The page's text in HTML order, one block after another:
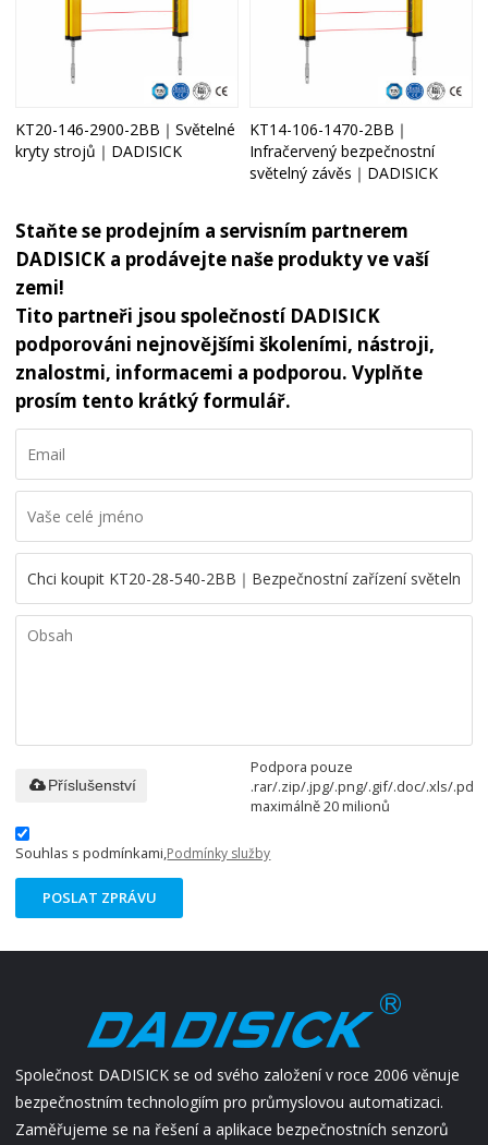
KT20-146-2900-2BB｜Světelné
kryty strojů｜DADISICK
KT14-106-1470-2BB｜
Infračervený bezpečnostní
světelný závěs｜DADISICK
Staňte se prodejním a servisním partnerem
DADISICK a prodávejte naše produkty ve vaší
zemi!
Tito partneři jsou společností DADISICK
podporováni nejnovějšími školeními, nástroji,
znalostmi, informacemi a podporou. Vyplňte
prosím tento krátký formulář.
Podpora pouze
.rar/.zip/.jpg/.png/.gif/.doc/.xls/.pdf,
maximálně 20 milionů
Příslušenství
Souhlas s podmínkami,Podmínky služby
POSLAT ZPRÁVU
Společnost DADISICK se od svého založení v roce 2006 věnuje
bezpečnostním technologiím pro průmyslovou automatizaci.
Zaměřujeme se na řešení a aplikace bezpečnostních senzorů